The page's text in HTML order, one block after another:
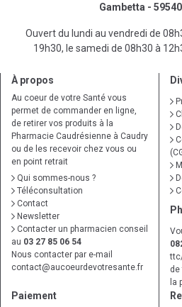
Gambetta -
Ouvert du lundi au vendredi de
19h30, le samedi de 08h30 à
À propos
Au coeur de votre Santé vous
permet de commander en ligne,
de retirer vos produits à la
Pharmacie Caudrésienne à Caudry
ou de les recevoir chez vous ou
en point retrait
Qui sommes-nous ?
Téléconsultation
Contact
Newsletter
Contacter un pharmacien conseil
au 03 27 85 06 54
Nous contacter par e-mail
contact@aucoeurdevotresante.fr
de
la
Paiement